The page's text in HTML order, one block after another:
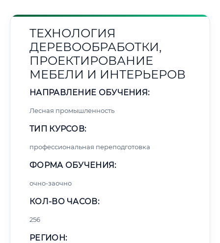
ТЕХНОЛОГИЯ
ДЕРЕВООБРАБОТКИ,
ПРОЕКТИРОВАНИЕ
МЕБЕЛИ И ИНТЕРЬЕРОВ
НАПРАВЛЕНИЕ ОБУЧЕНИЯ:
Лесная промышленность
ТИП КУРСОВ:
профессиональная переподготовка
ФОРМА ОБУЧЕНИЯ:
очно-заочно
КОЛ-ВО ЧАСОВ:
256
РЕГИОН: